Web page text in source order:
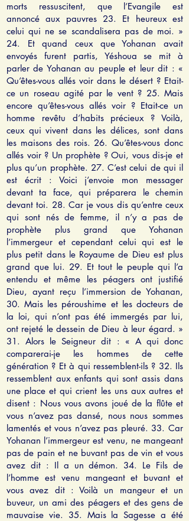
morts ressuscitent, que l’Evangile est
annoncé aux pauvres 23. Et heureux est
celui qui ne se scandalisera pas de moi. »
24. Et quand ceux que Yohanan avait
envoyés furent partis, Yéshoua se mit à
parler de Yohanan au peuple et leur dit : «
Qu’êtes-vous allés voir dans le désert ? Etait-
ce un roseau agité par le vent ? 25. Mais
encore qu’êtes-vous allés voir ? Etait-ce un
homme revêtu d’habits précieux ? Voilà,
ceux qui vivent dans les délices, sont dans
les maisons des rois. 26. Qu’êtes-vous donc
allés voir ? Un prophète ? Oui, vous dis-je et
plus qu’un prophète. 27. C’est celui de qui il
est écrit : Voici j’envoie mon messager
devant ta face, qui préparera le chemin
devant toi. 28. Car je vous dis qu’entre ceux
qui sont nés de femme, il n’y a pas de
prophète plus grand que Yohanan
l’immergeur et cependant celui qui est le
plus petit dans le Royaume de Dieu est plus
grand que lui. 29. Et tout le peuple qui l’a
entendu et même les péagers ont justifié
Dieu, ayant reçu l’immersion de Yohanan,
30. Mais les péroushime et les docteurs de
la loi, qui n’ont pas été immergés par lui,
ont rejeté le dessein de Dieu à leur égard. »
31. Alors le Seigneur dit : « A qui donc
comparerai-je les hommes de cette
génération ? Et à qui ressemblent-ils ? 32. Ils
ressemblent aux enfants qui sont assis dans
une place et qui crient les uns aux autres et
disent : Nous vous avons joué de la flûte et
vous n’avez pas dansé, nous nous sommes
lamentés et vous n’avez pas pleuré. 33. Car
Yohanan l’immergeur est venu, ne mangeant
pas de pain et ne buvant pas de vin et vous
avez dit : Il a un démon. 34. Le Fils de
l’homme est venu mangeant et buvant et
vous avez dit : Voilà un mangeur et un
buveur, un ami des péagers et des gens de
mauvaise vie. 35. Mais la Sagesse a été